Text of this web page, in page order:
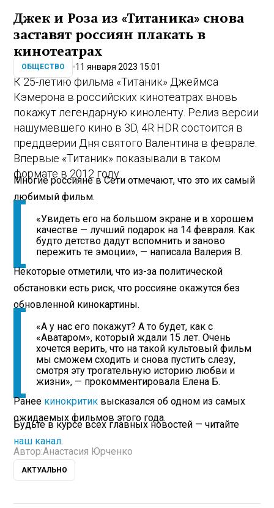
Джек и Роза из «Титаника» снова
заставят россиян плакать в
кинотеатрах
ОБЩЕСТВО 11 января 2023 15:01
К 25-летию фильма «Титаник» Джеймса
Кэмерона в российских кинотеатрах вновь
покажут легендарную киноленту. Релиз версии
нашумевшего кино в 3D, 4R HDR состоится в
преддверии Дня святого Валентина в феврале.
Впервые «Титаник» показывали в таком
формате в 2012 году.
Многие россияне в Сети отмечают, что это их самый
любимый фильм.
«Увидеть его на большом экране и в хорошем
качестве — лучший подарок на 14 февраля. Как
будто детство дадут вспомнить и заново
пережить те эмоции», — написала Валерия В.
Некоторые отметили, что из-за политической
обстановки есть риск, что россияне окажутся без
обновленной кинокартины.
«А у нас его покажут? А то будет, как с
«Аватаром», который ждали 15 лет. Очень
хочется верить, что на такой культовый фильм
мы сможем сходить и снова пустить слезу,
смотря эту трогательную историю любви и
жизни», — прокомментировала Елена Б.
Ранее кинокритик высказался об одном из самых
ожидаемых фильмов этого года.
Будьте в курсе всех главных новостей — читайте
наш канал.
Автор:Анастасия Юрченко
АКТУАЛЬНО